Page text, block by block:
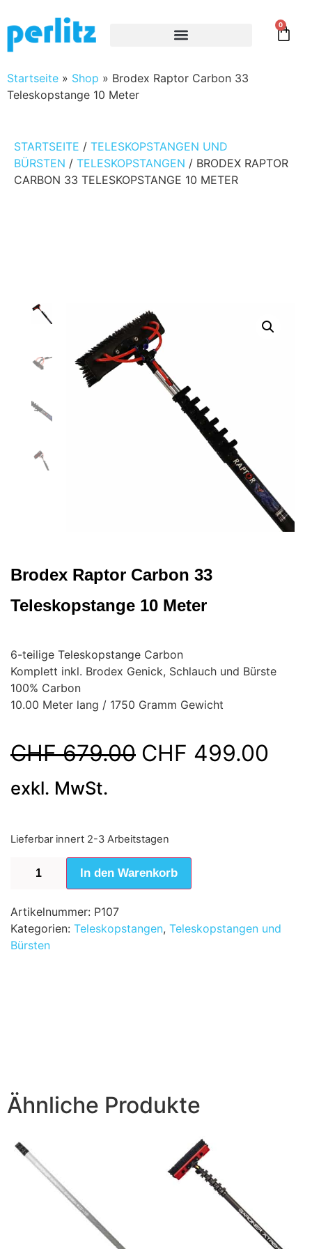
0
Startseite » Shop » Brodex Raptor Carbon 33
Teleskopstange 10 Meter
STARTSEITE / TELESKOPSTANGEN UND
BÜRSTEN / TELESKOPSTANGEN / BRODEX RAPTOR
CARBON 33 TELESKOPSTANGE 10 METER
Brodex Raptor Carbon 33
Teleskopstange 10 Meter
6-teilige Teleskopstange Carbon
Komplett inkl. Brodex Genick, Schlauch und Bürste
100% Carbon
10.00 Meter lang / 1750 Gramm Gewicht
CHF679.00 CHF 499.00
exkl. MwSt.
Lieferbar innert 2-3 Arbeitstagen
In den Warenkorb
Artikelnummer: P107
Kategorien: Teleskopstangen, Teleskopstangen und
Bürsten
Ähnliche Produkte